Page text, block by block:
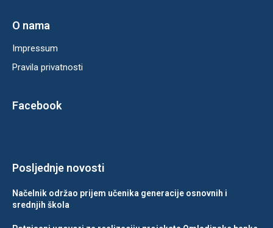
O nama
Impressum
Pravila privatnosti
Facebook
Posljednje novosti
Načelnik održao prijem učenika generacije osnovnih i
srednjih škola